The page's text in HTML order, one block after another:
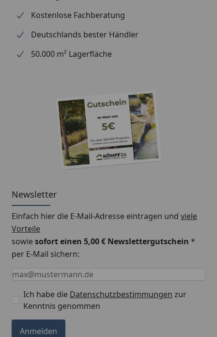
Silikonkartusche
Packmaße (B x L x H),
25 x 170 x 25 cm, 12,5
Datenblatt Skan Holz Metall-Regenrinne 335
cm, anthrazit für Cross Cube 4
Montageanleitung Skan Holz Metall-
Regenrinne 335 cm, anthrazit für Cross Cube
Kostenlose Fachberatung
Deutschlands bester Händler
50.000 m² Lagerfläche
Newsletter
Einfach hier die E-Mail-Adresse eintragen und viele
Vorteile
sowiesofort einen 5,00 € Newslettergutschein *
per E-Mail sichern:
Keine Eingabe erforderlich
Eingabe erforderlich
E-Mail *
Ich habe die Datenschutzbestimmungen zur
Kenntnis genommen
Anmelden